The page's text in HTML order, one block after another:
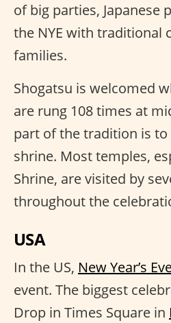
of big parties, Japanese
the NYE with traditional
families.
Shogatsu is welcomed
are rung 108 times at
part of the tradition is
shrine. Most temples,
Shrine, are visited by
throughout the
USA
In the US, New Year’s
event. The biggest
Drop in Times Square in